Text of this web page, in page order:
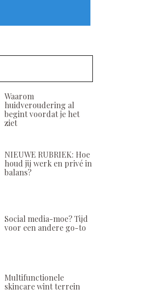
Waarom
huidveroudering al
begint voordat je het
ziet
NIEUWE RUBRIEK: Hoe
houd jij werk en privé in
balans?
Social media-moe? Tijd
voor een andere go-to
Multifunctionele
skincare wint terrein